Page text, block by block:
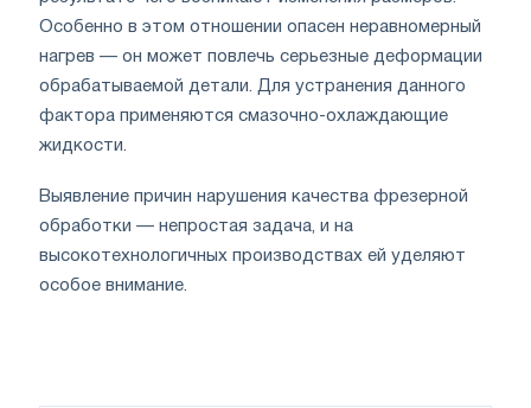
Особенно в этом отношении опасен неравномерный
нагрев — он может повлечь серьезные деформации
обрабатываемой детали. Для устранения данного
фактора применяются смазочно-охлаждающие
жидкости.
Выявление причин нарушения качества фрезерной
обработки — непростая задача, и на
высокотехнологичных производствах ей уделяют
особое внимание.